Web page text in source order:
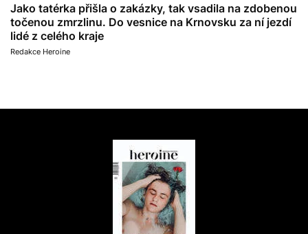
Jako tatérka přišla o zakázky, tak vsadila na zdobenou
točenou zmrzlinu. Do vesnice na Krnovsku za ní jezdí
lidé z celého kraje
Redakce Heroine